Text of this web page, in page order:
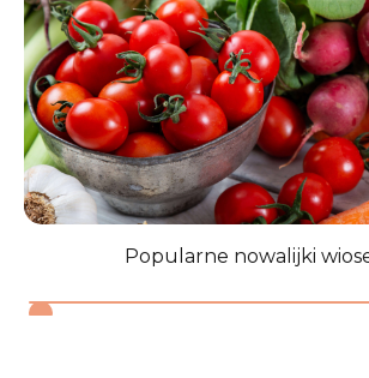
Popularne nowalijki